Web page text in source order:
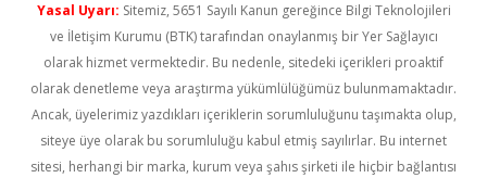
Yasal Uyarı: Sitemiz, 5651 Sayılı Kanun gereğince Bilgi Teknolojileri
ve İletişim Kurumu (BTK) tarafından onaylanmış bir Yer Sağlayıcı
olarak hizmet vermektedir. Bu nedenle, sitedeki içerikleri proaktif
olarak denetleme veya araştırma yükümlülüğümüz bulunmamaktadır.
Ancak, üyelerimiz yazdıkları içeriklerin sorumluluğunu taşımakta olup,
siteye üye olarak bu sorumluluğu kabul etmiş sayılırlar. Bu internet
sitesi, herhangi bir marka, kurum veya şahıs şirketi ile hiçbir bağlantısı